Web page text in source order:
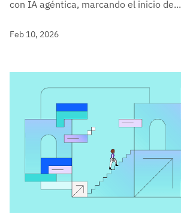
con IA agéntica, marcando el inicio de...
Feb 10, 2026